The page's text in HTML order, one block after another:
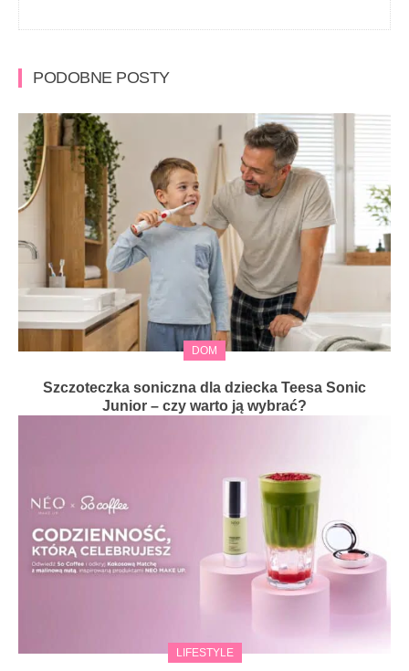
PODOBNE POSTY
DOM
Szczoteczka soniczna dla dziecka Teesa Sonic
Junior – czy warto ją wybrać?
LIFESTYLE